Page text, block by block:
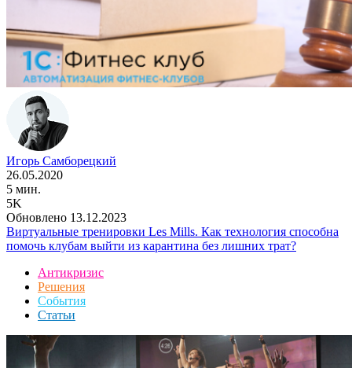
Игорь Самборецкий
26.05.2020
5 мин.
5K
Обновлено 13.12.2023
Виртуальные тренировки Les Mills. Как технология способна
помочь клубам выйти из карантина без лишних трат?
Антикризис
Решения
События
Статьи